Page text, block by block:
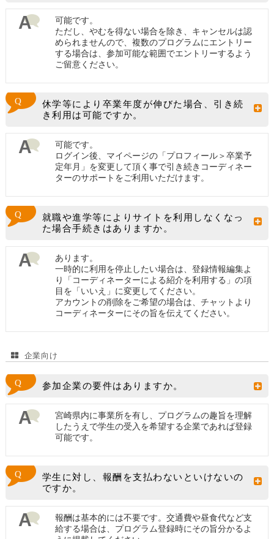
可能です。
ただし、やむを得ない場合を除き、キャンセルは認
められませんので、複数のプログラムにエントリー
する場合は、参加可能な範囲でエントリーするよう
ご留意ください。
休学等により卒業年度が伸びた場合、引き続
き利用は可能ですか。
可能です。
ログイン後、マイページの「プロフィール＞卒業予
定年月」を変更して頂く事で引き続きコーディネー
ターのサポートをご利用いただけます。
就職や進学等によりサイトを利用しなくなっ
た場合手続きはありますか。
あります。
一時的に利用を停止したい場合は、登録情報編集よ
り「コーディネーターによる紹介を利用する」の項
目を「いいえ」に変更してください。
アカウントの削除をご希望の場合は、チャットより
コーディネーターにその旨を伝えてください。
企業向け
参加企業の要件はありますか。
宮崎県内に事業所を有し、プログラムの趣旨を理解
したうえで学生の受入を希望する企業であれば登録
可能です。
学生に対し、報酬を支払わないといけないの
ですか。
報酬は基本的には不要です。交通費や昼食代など支
給する場合は、プログラム登録時にその旨分かるよ